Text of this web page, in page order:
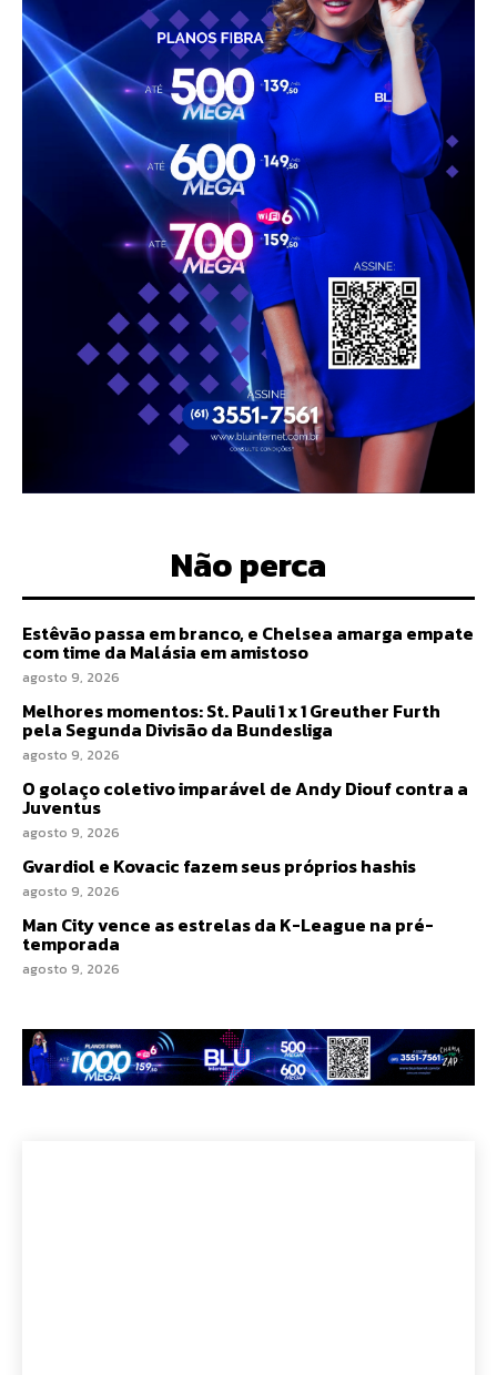
Não perca
Estêvão passa em branco, e Chelsea amarga empate
com time da Malásia em amistoso
agosto 9, 2026
Melhores momentos: St. Pauli 1 x 1 Greuther Furth
pela Segunda Divisão da Bundesliga
agosto 9, 2026
O golaço coletivo imparável de Andy Diouf contra a
Juventus
agosto 9, 2026
Gvardiol e Kovacic fazem seus próprios hashis
agosto 9, 2026
Man City vence as estrelas da K-League na pré-
temporada
agosto 9, 2026